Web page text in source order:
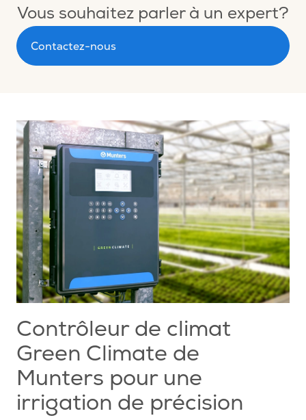
Vous souhaitez parler à un expert?
Contactez-nous
Contrôleur de climat
Green Climate de
Munters pour une
irrigation de précision